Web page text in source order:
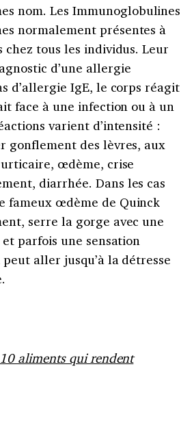
nom. Les Immunoglobulines
normalement présentes à
chez tous les individus. Leur
d’une allergie
d’allergie IgE, le corps réagit
face à une infection ou à un
varient d’intensité :
gonflement des lèvres, aux
œdème, crise
diarrhée. Dans les cas
fameux œdème de Quinck
serre la gorge avec une
parfois une sensation
aller jusqu’à la détresse
aliments qui rendent